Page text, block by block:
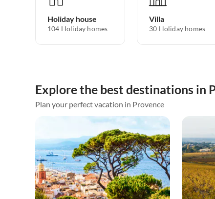
Holiday house
104 Holiday homes
Villa
30 Holiday homes
Explore the best destinations in
Plan your perfect vacation in Provence